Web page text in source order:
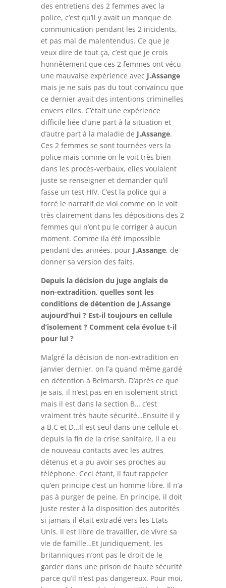
des entretiens des 2 femmes avec la
police, c’est qu’il y avait un manque de
communication pendant les 2 incidents,
et pas mal de malentendus. Ce que je
veux dire de tout ça, c’est que je crois
honnêtement que ces 2 femmes ont vécu
une mauvaise expérience avec J.Assange
mais je ne suis pas du tout convaincu que
ce dernier avait des intentions criminelles
envers elles. C’était une expérience
difficile liée d’une part à la situation et
d’autre part à la maladie de J.Assange.
Ces 2 femmes se sont tournées vers la
police mais comme on le voit très bien
dans les procès-verbaux, elles voulaient
juste se renseigner et demander qu’il
fasse un test HIV. C’est la police qui a
forcé le narratif de viol comme on le voit
très clairement dans les dépositions des 2
femmes qui n’ont pu le corriger à aucun
moment. Comme ila été impossible
pendant des années, pourJ.Assange, de
donner sa version des faits.
Depuis la décision du juge anglais de
non-extradition, quelles sont les
conditions de détention de J.Assange
aujourd’hui ? Est-il toujours en cellule
d’isolement ? Comment cela évolue t-il
pour lui ?
Malgré la décision de non-extradition en
janvier dernier, on l’a quand même gardé
en détention à Belmarsh. D’après ce que
je sais, il n’est pas en en isolement strict
mais il est dans la section B… c’est
vraiment très haute sécurité…Ensuite il y
a B,C et D…Il est seul dans une cellule et
depuis la fin de la crise sanitaire, il a eu
de nouveau contacts avec les autres
détenus et a pu avoir ses proches au
téléphone. Ceci étant, il faut rappeler
qu’en principe c’est un homme libre. Il n’a
pas à purger de peine. En principe, il doit
juste rester à la disposition des autorités
si jamais il était extradé vers les Etats-
Unis. Il est libre de travailler, de vivre sa
vie de famille…Et juridiquement, les
britanniques n’ont pas le droit de le
garder dans une prison de haute sécurité
parce qu’il n’est pas dangereux. Pour moi,